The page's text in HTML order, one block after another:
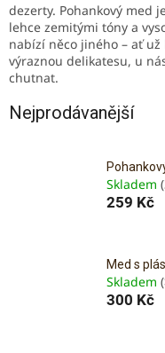
dezerty. Pohankový med
lehce zemitými tóny a
nabízí něco jiného – ať
výraznou delikatesu, u
chutnat.
Nejprodávanější
Skladem
259 Kč
Med s
Skladem
300 Kč